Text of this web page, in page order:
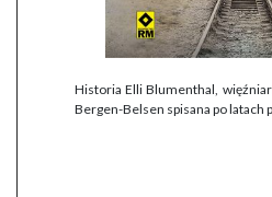
Historia Elli Blumenthal,
Bergen-Belsen spisana po latach